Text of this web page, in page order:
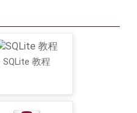
SQLite 教程